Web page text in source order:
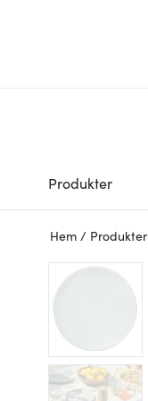
Produkter
Hem / Produkter